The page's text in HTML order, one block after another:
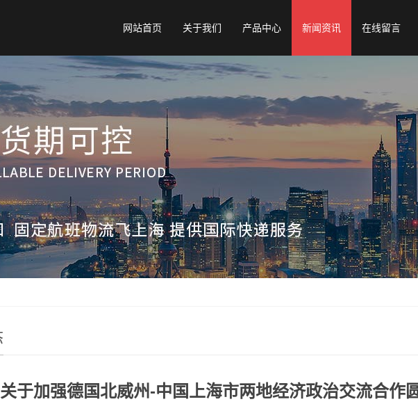
网站首页 关于我们 产品中心 新闻资讯 在线留言
关于加强德国北威州-中国上海市两地经济政治交流合作